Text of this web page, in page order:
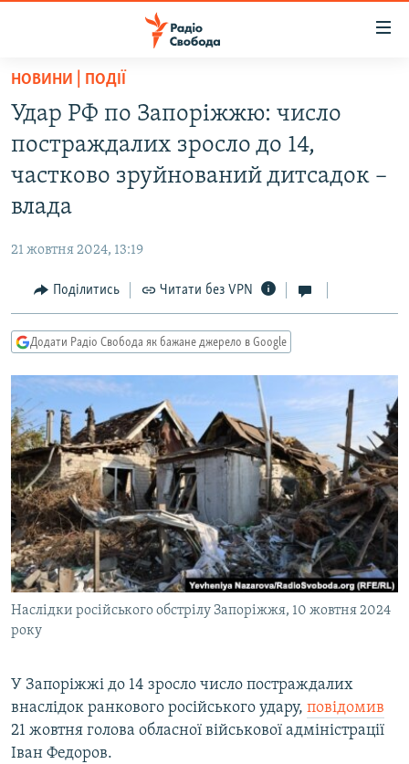
Перейти
основного
матеріалу
Перейти
основної
Перейти
пошуку
ВСЕ ЗА ДОБУ
СТАТТІ
КУЛЬТУРА
СПОРТ
ДОНБАС.РЕАЛІЇ
КРИМ.РЕАЛІЇ
ТИ ЯК?
КИТАЙ.ВИКЛИКИ
МУЛЬТИМЕДІА
ФОТО
СПЕЦПРОЄКТИ
ПОДКАСТИ
КРИМ РЕАЛІЇ
РУС
УКР
ДОЛУЧАЙСЯ!
НОВИНИ | ПОДІЇ
Удар РФ по Запоріжжю: число
постраждалих зросло до 14,
частково зруйнований дитсадок –
влада
21 жовтня 2024, 13:19
Поділитись Читати без VPN
Додати Радіо Свобода як бажане джерело в Google
Наслідки російського обстрілу Запоріжжя, 10 жовтня 2024
року
У Запоріжжі до 14 зросло число постраждалих
внаслідок ранкового російського удару, повідомив
21 жовтня голова обласної військової адміністрації
Іван Федоров.